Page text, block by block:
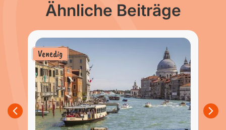
Ähnliche Beiträge
Venedig